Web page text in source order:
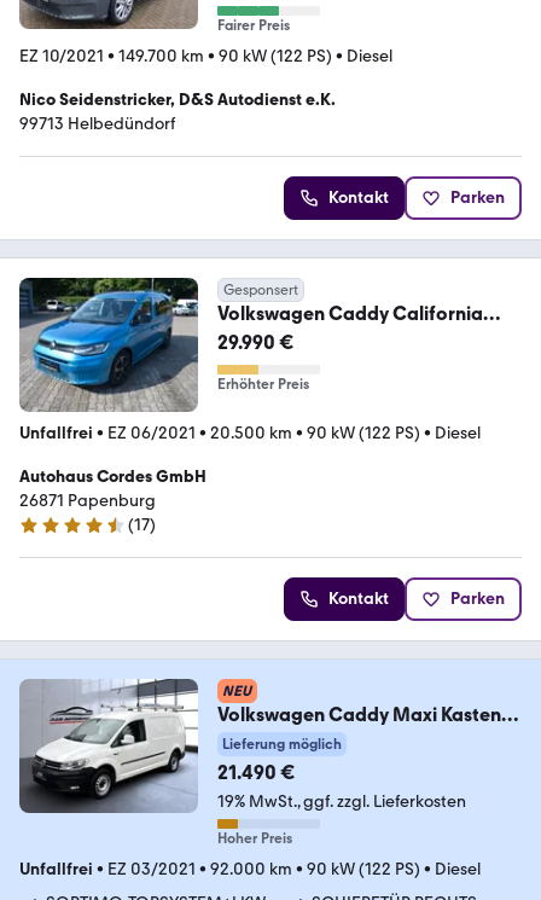
Fairer Preis
EZ 10/2021 • 149.700 km • 90 kW (122 PS) • Diesel
Nico Seidenstricker, D&S Autodienst e.K.
99713 Helbedündorf
Kontakt Parken
Gesponsert
Volkswagen Caddy California
Basis Maxi
29.990 €
Erhöhter Preis
Unfallfrei • EZ 06/2021 • 20.500 km • 90 kW (122 PS) • Diesel
Autohaus Cordes GmbH
26871 Papenburg
4.3 Sterne
(17)
Kontakt Parken
NEU
Volkswagen Caddy Maxi Kasten
Trendline
4Motion+KLIMA+AHK+1H
Lieferung möglich
21.490 €
19% MwSt. ggf. zzgl. Lieferkosten
Hoher Preis
Unfallfrei • EZ 03/2021 • 92.000 km • 90 kW (122 PS) • Diesel